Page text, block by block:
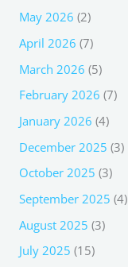
May 2026 (2)
April 2026 (7)
March 2026 (5)
February 2026 (7)
January 2026 (4)
December 2025 (3)
October 2025 (3)
September 2025 (4)
August 2025 (3)
July 2025 (15)